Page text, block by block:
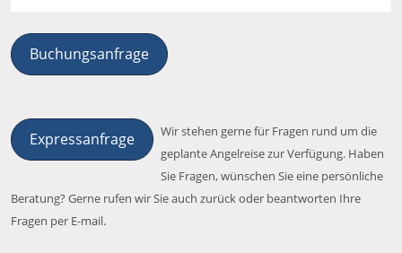
Buchungsanfrage
Expressanfrage
Wir stehen gerne für Fragen rund um die
geplante Angelreise zur Verfügung. Haben
Sie Fragen, wünschen Sie eine persönliche
Beratung? Gerne rufen wir Sie auch zurück oder beantworten Ihre
Fragen per E-mail.